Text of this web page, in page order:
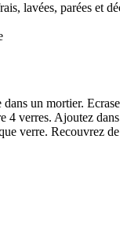
lavées, parées et
un mortier.
4 verres. Ajoutez
verre. Recouvrez